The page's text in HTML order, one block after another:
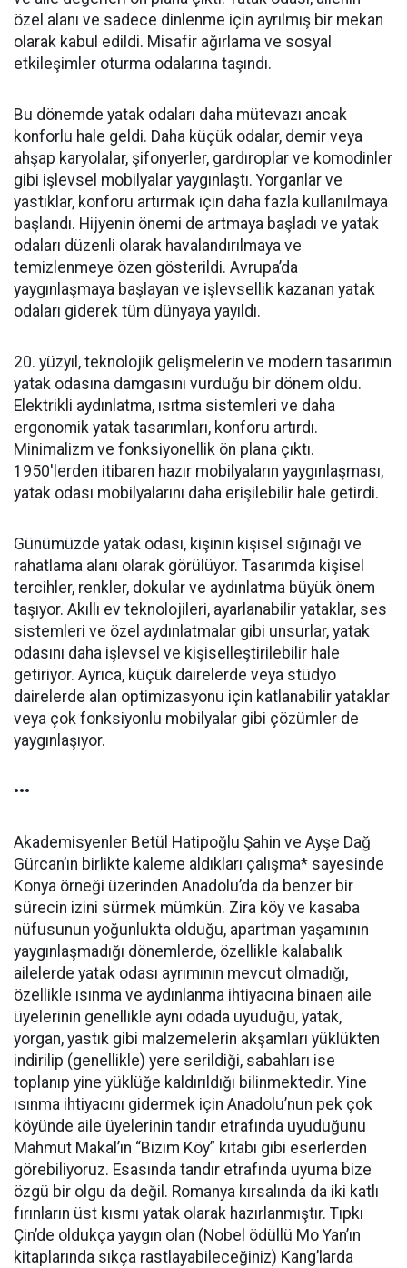
özel alanı ve sadece dinlenme için ayrılmış bir mekan
olarak kabul edildi. Misafir ağırlama ve sosyal
etkileşimler oturma odalarına taşındı.
Bu dönemde yatak odaları daha mütevazı ancak
konforlu hale geldi. Daha küçük odalar, demir veya
ahşap karyolalar, şifonyerler, gardıroplar ve komodinler
gibi işlevsel mobilyalar yaygınlaştı. Yorganlar ve
yastıklar, konforu artırmak için daha fazla kullanılmaya
başlandı. Hijyenin önemi de artmaya başladı ve yatak
odaları düzenli olarak havalandırılmaya ve
temizlenmeye özen gösterildi. Avrupa’da
yaygınlaşmaya başlayan ve işlevsellik kazanan yatak
odaları giderek tüm dünyaya yayıldı.
20. yüzyıl, teknolojik gelişmelerin ve modern tasarımın
yatak odasına damgasını vurduğu bir dönem oldu.
Elektrikli aydınlatma, ısıtma sistemleri ve daha
ergonomik yatak tasarımları, konforu artırdı.
Minimalizm ve fonksiyonellik ön plana çıktı.
1950'lerden itibaren hazır mobilyaların yaygınlaşması,
yatak odası mobilyalarını daha erişilebilir hale getirdi.
Günümüzde yatak odası, kişinin kişisel sığınağı ve
rahatlama alanı olarak görülüyor. Tasarımda kişisel
tercihler, renkler, dokular ve aydınlatma büyük önem
taşıyor. Akıllı ev teknolojileri, ayarlanabilir yataklar, ses
sistemleri ve özel aydınlatmalar gibi unsurlar, yatak
odasını daha işlevsel ve kişiselleştirilebilir hale
getiriyor. Ayrıca, küçük dairelerde veya stüdyo
dairelerde alan optimizasyonu için katlanabilir yataklar
veya çok fonksiyonlu mobilyalar gibi çözümler de
yaygınlaşıyor.
•••
Akademisyenler Betül Hatipoğlu Şahin ve Ayşe Dağ
Gürcan’ın birlikte kaleme aldıkları çalışma* sayesinde
Konya örneği üzerinden Anadolu’da da benzer bir
sürecin izini sürmek mümkün. Zira köy ve kasaba
nüfusunun yoğunlukta olduğu, apartman yaşamının
yaygınlaşmadığı dönemlerde, özellikle kalabalık
ailelerde yatak odası ayrımının mevcut olmadığı,
özellikle ısınma ve aydınlanma ihtiyacına binaen aile
üyelerinin genellikle aynı odada uyuduğu, yatak,
yorgan, yastık gibi malzemelerin akşamları yüklükten
indirilip (genellikle) yere serildiği, sabahları ise
toplanıp yine yüklüğe kaldırıldığı bilinmektedir. Yine
ısınma ihtiyacını gidermek için Anadolu’nun pek çok
köyünde aile üyelerinin tandır etrafında uyuduğunu
Mahmut Makal’ın “Bizim Köy” kitabı gibi eserlerden
görebiliyoruz. Esasında tandır etrafında uyuma bize
özgü bir olgu da değil. Romanya kırsalında da iki katlı
fırınların üst kısmı yatak olarak hazırlanmıştır. Tıpkı
Çin’de oldukça yaygın olan (Nobel ödüllü Mo Yan’ın
kitaplarında sıkça rastlayabileceğiniz) Kang’larda